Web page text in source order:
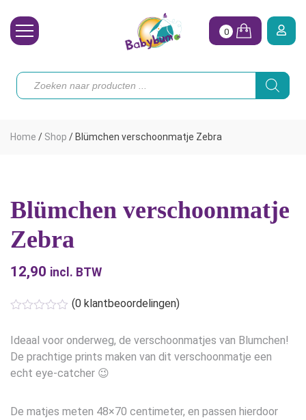
Toebehoren
Onze merken
Hoe begin ik?
0
Producten
zoeken
Home / Shop / Blümchen verschoonmatje Zebra
Blümchen verschoonmatje
Zebra
12,90 incl. BTW
(0 klantbeoordelingen)
Ideaal voor onderweg, de verschoonmatjes van Blumchen!
De prachtige prints maken van dit verschoonmatje een
echt eye-catcher 😉
De matjes meten 48×70 centimeter, en passen hierdoor